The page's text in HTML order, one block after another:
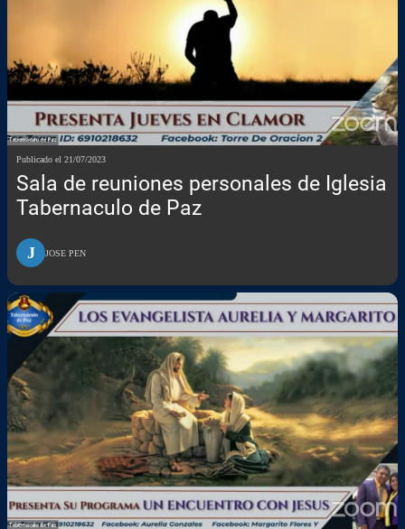
Publicado el 21/07/2023
Sala de reuniones personales de Iglesia
Tabernaculo de Paz
J JOSE PEN